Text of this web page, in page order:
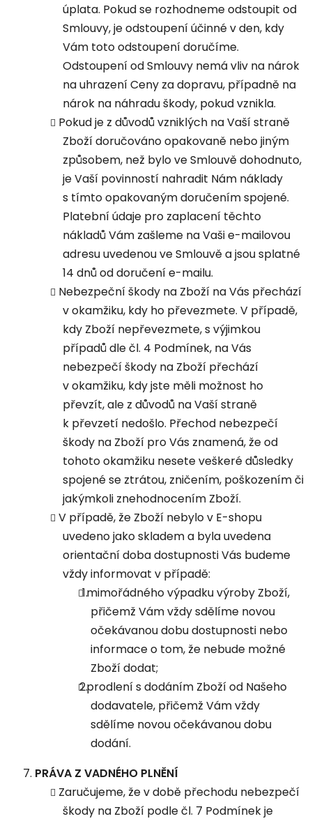
úplata. Pokud se rozhodneme odstoupit od
Smlouvy, je odstoupení účinné v den, kdy
Vám toto odstoupení doručíme.
Odstoupení od Smlouvy nemá vliv na nárok
na uhrazení Ceny za dopravu, případně na
nárok na náhradu škody, pokud vznikla.
Pokud je z důvodů vzniklých na Vaší straně
Zboží doručováno opakovaně nebo jiným
způsobem, než bylo ve Smlouvě dohodnuto,
je Vaší povinností nahradit Nám náklady
s tímto opakovaným doručením spojené.
Platební údaje pro zaplacení těchto
nákladů Vám zašleme na Vaši e-mailovou
adresu uvedenou ve Smlouvě a jsou splatné
14 dnů od doručení e-mailu.
Nebezpeční škody na Zboží na Vás přechází
v okamžiku, kdy ho převezmete. V případě,
kdy Zboží nepřevezmete, s výjimkou
případů dle čl. 4 Podmínek, na Vás
nebezpečí škody na Zboží přechází
v okamžiku, kdy jste měli možnost ho
převzít, ale z důvodů na Vaší straně
k převzetí nedošlo. Přechod nebezpečí
škody na Zboží pro Vás znamená, že od
tohoto okamžiku nesete veškeré důsledky
spojené se ztrátou, zničením, poškozením či
jakýmkoli znehodnocením Zboží.
V případě, že Zboží nebylo v E-shopu
uvedeno jako skladem a byla uvedena
orientační doba dostupnosti Vás budeme
vždy informovat v případě:
mimořádného výpadku výroby Zboží,
přičemž Vám vždy sdělíme novou
očekávanou dobu dostupnosti nebo
informace o tom, že nebude možné
Zboží dodat;
prodlení s dodáním Zboží od Našeho
dodavatele, přičemž Vám vždy
sdělíme novou očekávanou dobu
dodání.
PRÁVA Z VADNÉHO PLNĚNÍ
Zaručujeme, že v době přechodu nebezpečí
škody na Zboží podle čl. 7 Podmínek je